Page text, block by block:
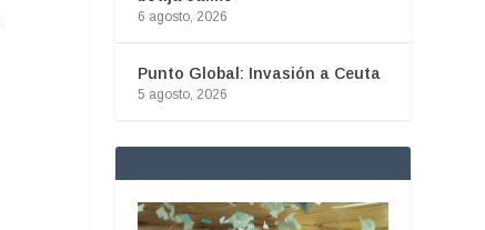
6 agosto, 2026
Punto Global: Invasión a Ceuta
5 agosto, 2026